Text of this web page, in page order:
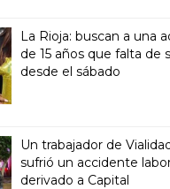
La Rioja: buscan a una
de 15 años que falta de
desde el sábado
Un trabajador de
sufrió un accidente
derivado a Capital